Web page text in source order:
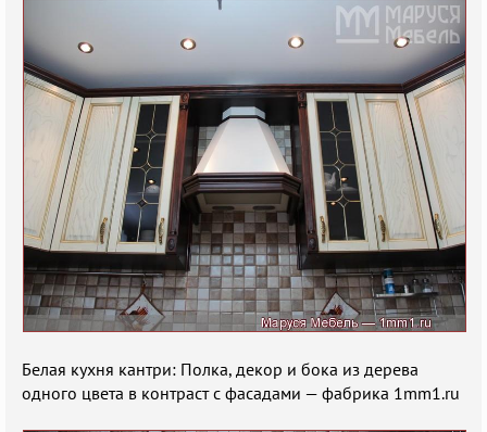
Белая кухня кантри: Полка, декор и бока из дерева
одного цвета в контраст с фасадами — фабрика 1mm1.ru